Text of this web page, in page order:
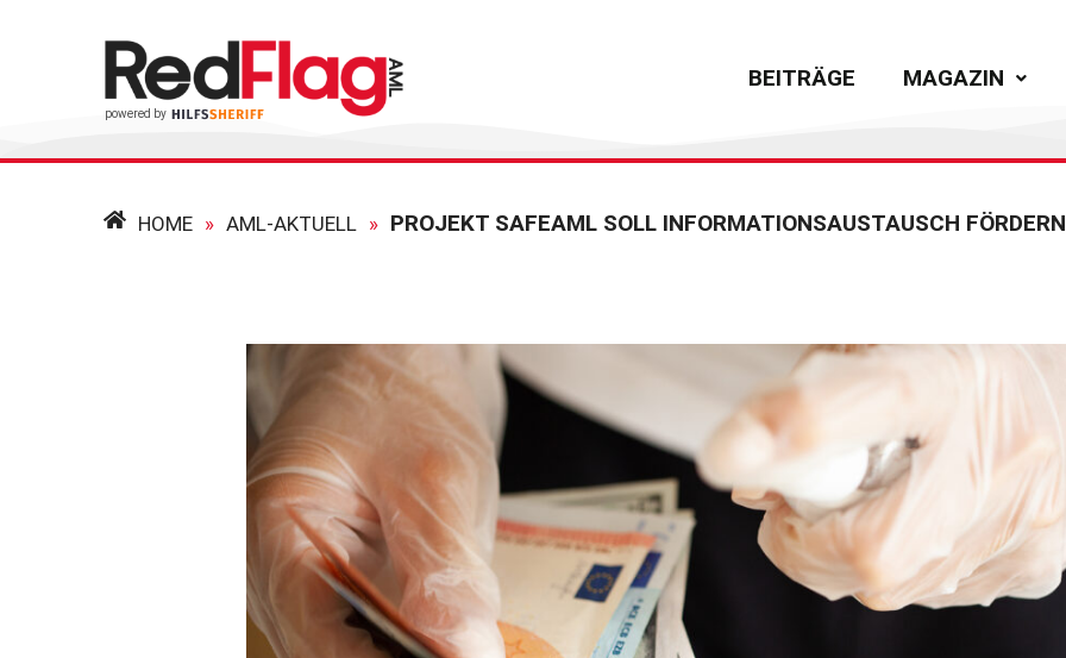
BEITRÄGE MAGAZIN
HOME » AML-AKTUELL » PROJEKT SAFEAML SOLL INFORMATIONSAUSTAUSCH FÖRDERN